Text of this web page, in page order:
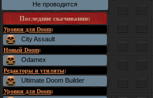
Не проводится
Последние скачивания:
Уровни для Doom:
City Assault
Новый Doom:
Odamex
Редакторы и утилиты:
Ultimate Doom Builder
Уровни для Doom: